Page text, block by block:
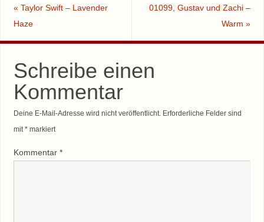
« Taylor Swift – Lavender
Haze
01099, Gustav und Zachi –
Warm»
Schreibe einen
Kommentar
Deine E-Mail-Adresse wird nicht veröffentlicht. Erforderliche Felder sind
mit*markiert
Kommentar *